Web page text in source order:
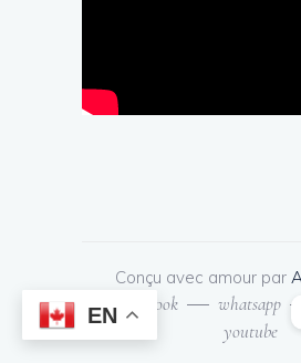
Conçu avec amour par
facebook whatsapp
youtube
EN